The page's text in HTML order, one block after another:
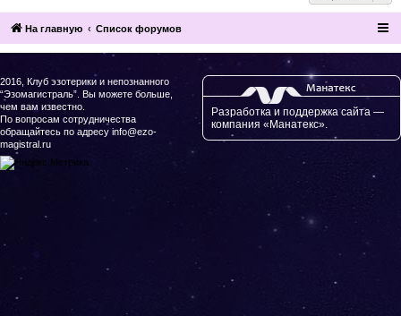
На главную Список форумов
Разработка и поддержка сайта —
компания «Манатекс».
2016, Клуб эзотерики и непознанного
“Эзомагистраль”. Вы можете больше,
чем вам известно.
По вопросам сотрудничества
обращайтесь по адресу info@ezo-
magistral.ru